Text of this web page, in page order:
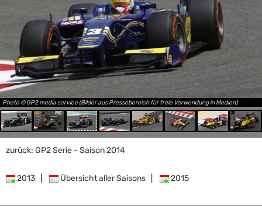
Photo © GP2 media service (Bilder aus Pressebereich für freie Verwendung in Medien)
zurück: GP2 Serie - Saison 2014
2013 Übersicht aller Saisons 2015